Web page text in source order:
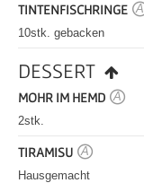
TINTENFISCHRINGE A
10stk. gebacken
DESSERT
MOHR IM HEMD A
2stk.
TIRAMISU A
Hausgemacht